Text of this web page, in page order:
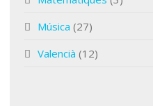
Música (27)
Valencià (12)